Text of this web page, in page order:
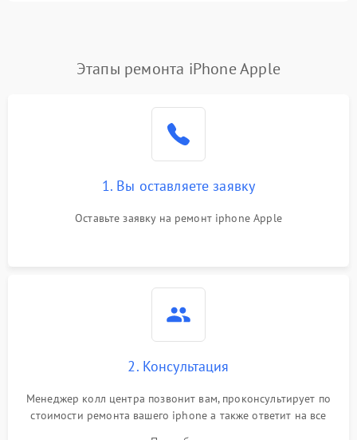
Этапы ремонта iPhone Apple
1. Вы оставляете заявку
Оставьте заявку на ремонт iphone Apple
2. Консультация
Менеджер колл центра позвонит вам, проконсультирует по
стоимости ремонта вашего iphone а также ответит на все